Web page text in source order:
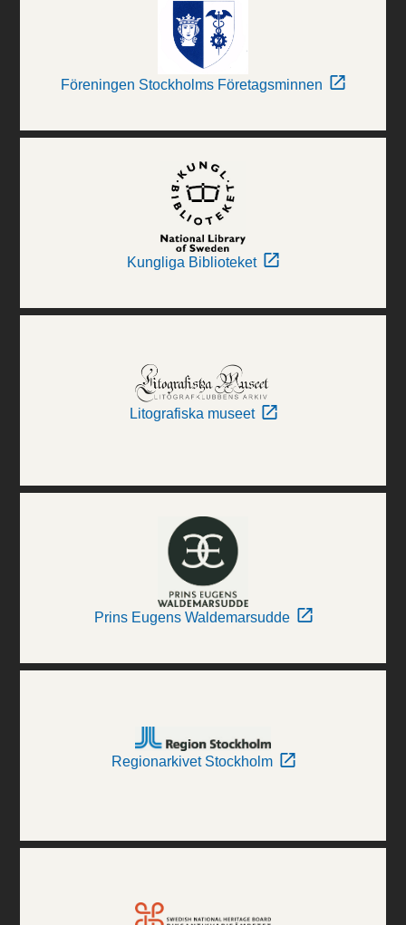
Föreningen Stockholms Företagsminnen
Kungliga Biblioteket
Litografiska museet
Prins Eugens Waldemarsudde
Regionarkivet Stockholm